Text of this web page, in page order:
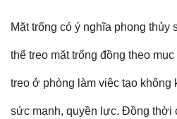
Mặt trống có ý nghĩa phong thủy
thể treo mặt trống đồng theo
treo ở phòng làm việc tạo không
sức mạnh, quyền lực. Đồng thời